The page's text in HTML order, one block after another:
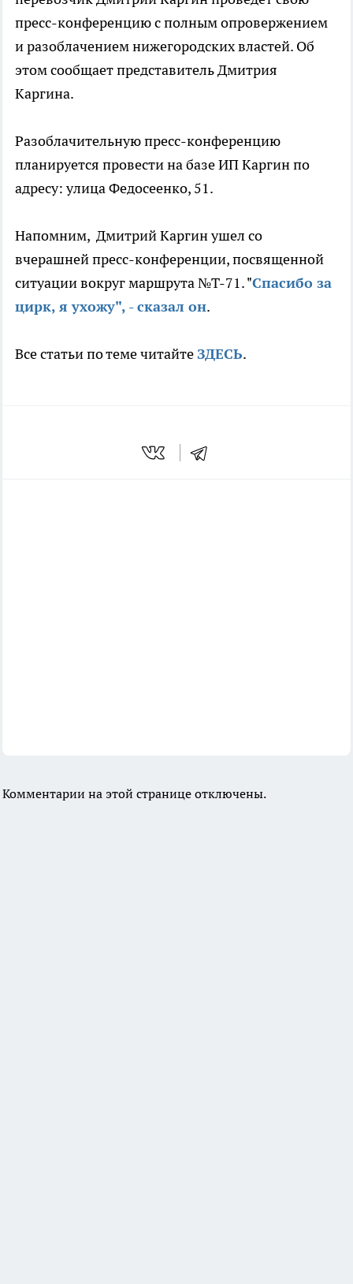
пресс-конференцию с полным опровержением
и разоблачением нижегородских властей. Об
этом сообщает представитель Дмитрия
Каргина.
Разоблачительную пресс-конференцию
планируется провести на базе ИП Каргин по
адресу: улица Федосеенко, 51.
Напомним, Дмитрий Каргин ушел со
вчерашней пресс-конференции, посвященной
ситуации вокруг маршрута №Т-71. "Спасибо за
цирк, я ухожу", - сказал он.
Все статьи по теме читайтеЗДЕСЬ.
Комментарии на этой странице отключены.